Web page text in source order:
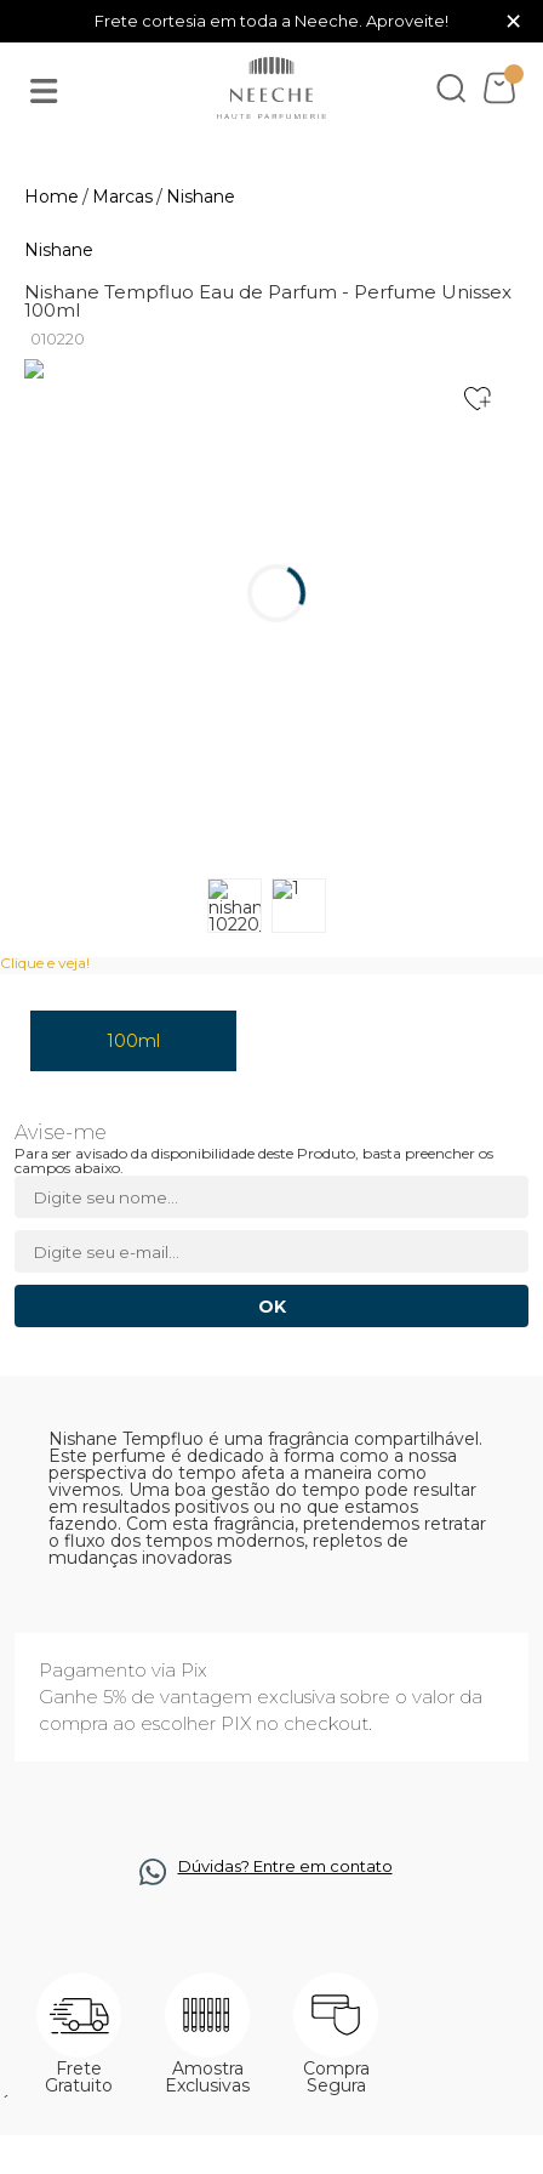
Frete cortesia em toda a Neeche. Aproveite! ×
Marcas Nishane
Nishane
Nishane Tempfluo Eau de Parfum - Perfume Unissex
100ml
010220
Clique e veja!
100ml
Para ser avisado da disponibilidade deste Produto, basta preencher os
campos abaixo.
Nishane Tempfluo é uma fragrância compartilhável.
Este perfume é dedicado à forma como a nossa
perspectiva do tempo afeta a maneira como
vivemos. Uma boa gestão do tempo pode resultar
em resultados positivos ou no que estamos
fazendo. Com esta fragrância, pretendemos retratar
o fluxo dos tempos modernos, repletos de
mudanças inovadoras
Pagamento via Pix
Ganhe 5% de vantagem exclusiva sobre o valor da
compra ao escolher PIX no checkout.
Dúvidas? Entre em contato
Frete
Gratuito
Amostra
Exclusivas
Compra
Segura
´